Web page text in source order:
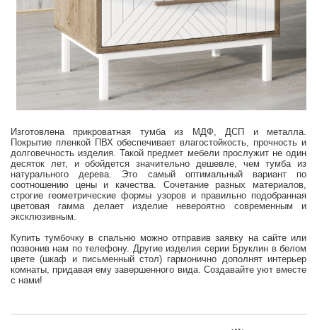
Изготовлена прикроватная тумба из МДФ, ДСП и металла.
Покрытие пленкой ПВХ обеспечивает влагостойкость, прочность и
долговечность изделия. Такой предмет мебели прослужит не один
десяток лет, и обойдется значительно дешевле, чем тумба из
натурального дерева. Это самый оптимальный вариант по
соотношению цены и качества. Сочетание разных материалов,
строгие геометрические формы узоров и правильно подобранная
цветовая гамма делает изделие невероятно современным и
эксклюзивным.
Купить тумбочку в спальню можно отправив заявку на сайте или
позвонив нам по телефону. Другие изделия серии Бруклин в белом
цвете (шкаф и письменный стол) гармонично дополнят интерьер
комнаты, придавая ему завершенного вида. Создавайте уют вместе
с нами!